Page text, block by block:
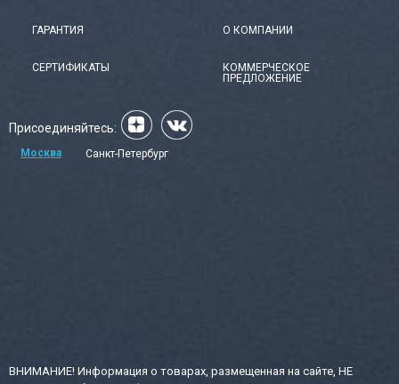
ГАРАНТИЯ
СЕРТИФИКАТЫ
О КОМПАНИИ
КОММЕРЧЕСКОЕ
ПРЕДЛОЖЕНИЕ
Присоединяйтесь:
Москва Санкт-Петербург
ВНИМАНИЕ! Информация о товарах, размещенная на сайте, НЕ